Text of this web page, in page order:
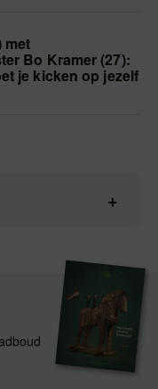
met
Bo Kramer (27):
je kicken op jezelf